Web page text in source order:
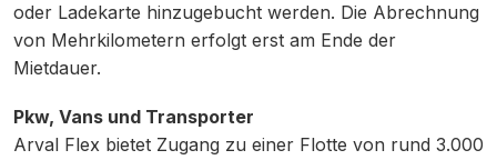
oder Ladekarte hinzugebucht werden. Die Abrechnung
von Mehrkilometern erfolgt erst am Ende der
Mietdauer.
Pkw, Vans und Transporter
Arval Flex bietet Zugang zu einer Flotte von rund 3.000